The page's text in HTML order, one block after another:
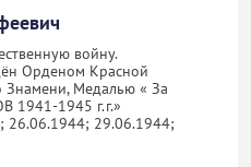
войну.
Орденом Красной
Знамени, Медалью « За
1941-1945 г.г.»
26.06.1944; 29.06.1944;